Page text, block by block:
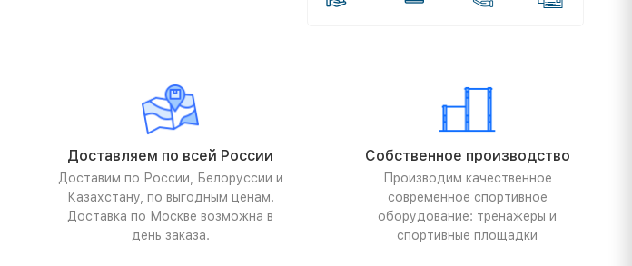
Доставляем по всей России
Доставим по России, Белоруссии и
Казахстану, по выгодным ценам.
Доставка по Москве возможна в
день заказа.
Собственное производство
Производим качественное
современное спортивное
оборудование: тренажеры и
спортивные площадки